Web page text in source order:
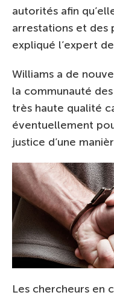
autorités afin
arrestations et des
expliqué l’expert
Williams a de
la communauté
très haute qualité
éventuellement
justice d’une
Les chercheurs en